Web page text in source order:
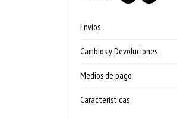
Envíos
Cambios y Devoluciones
Medios de pago
Características